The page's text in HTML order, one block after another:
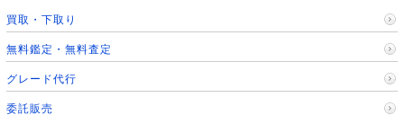
買取・下取り
無料鑑定・無料査定
グレード代行
委託販売